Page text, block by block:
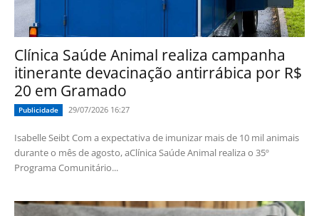
Clínica Saúde Animal realiza campanha
itinerante devacinação antirrábica por R$
20 em Gramado
Publicidade 29/07/2026 16:27
Isabelle Seibt Com a expectativa de imunizar mais de 10 mil animais
durante o mês de agosto, aClínica Saúde Animal realiza o 35º
Programa Comunitário...